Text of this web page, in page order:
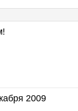
2009